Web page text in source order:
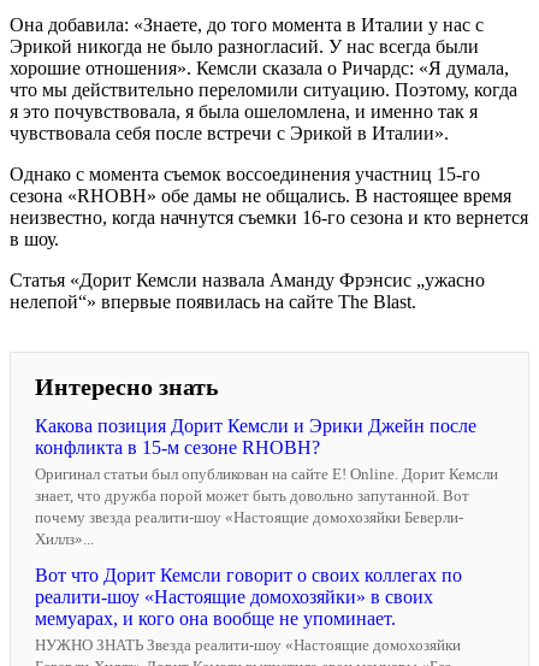
Она добавила: «Знаете, до того момента в Италии у нас с
Эрикой никогда не было разногласий. У нас всегда были
хорошие отношения». Кемсли сказала о Ричардс: «Я думала,
что мы действительно переломили ситуацию. Поэтому, когда
я это почувствовала, я была ошеломлена, и именно так я
чувствовала себя после встречи с Эрикой в Италии».
Однако с момента съемок воссоединения участниц 15-го
сезона «RHOBH» обе дамы не общались. В настоящее время
неизвестно, когда начнутся съемки 16-го сезона и кто вернется
в шоу.
Статья «Дорит Кемсли назвала Аманду Фрэнсис „ужасно
нелепой“» впервые появилась на сайте The Blast.
Интересно знать
Какова позиция Дорит Кемсли и Эрики Джейн после
конфликта в 15-м сезоне RHOBH?
Оригинал статьи был опубликован на сайте E! Online. Дорит Кемсли
знает, что дружба порой может быть довольно запутанной. Вот
почему звезда реалити-шоу «Настоящие домохозяйки Беверли-
Хиллз»...
Вот что Дорит Кемсли говорит о своих коллегах по
реалити-шоу «Настоящие домохозяйки» в своих
мемуарах, и кого она вообще не упоминает.
НУЖНО ЗНАТЬ Звезда реалити-шоу «Настоящие домохозяйки